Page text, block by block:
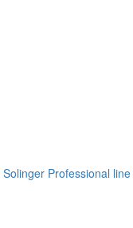
Solinger Professional line